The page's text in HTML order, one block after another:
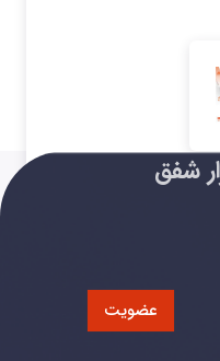
شفق
عضویت